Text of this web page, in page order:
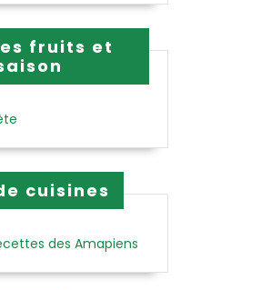
fruits et
cuisines
des Amapiens